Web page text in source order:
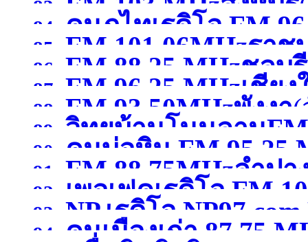
83.
84.
คนภูไทเรดิโอ FM
สกลนคร )
85. FM 101.06MHzราช
86. FM 88.25 MHzชลบุรี
87. FM 96.25 MHzเชียง
88. FM 93.50MHzพังงา
89. วิทยุบ้านโนนลาน
ศรีสะเกษ )
90.
คนบ่อหิน FM 95.25
หนองคาย )
91. FM 88.75MHzลำปา
92.
เพอเฟคเรดิโอ FM
สระบุรี)
93. NP.เรดิโอ
94. คนเมืองเก่า 87.75